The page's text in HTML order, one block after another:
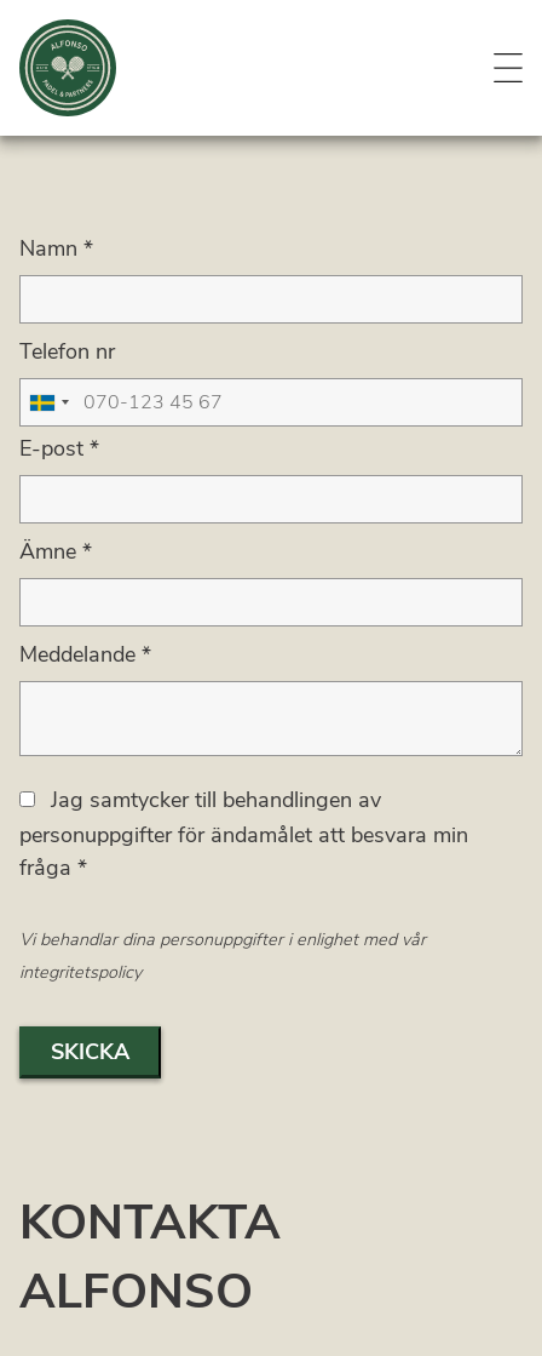
Evenemang
Namn *
Telefon nr
E-post *
Ämne *
Meddelande *
personuppgifter för ändamålet att besvara min
fråga *
Vi behandlar dina personuppgifter i enlighet med vår
integritetspolicy
SKICKA
KONTAKTA
ALFONSO